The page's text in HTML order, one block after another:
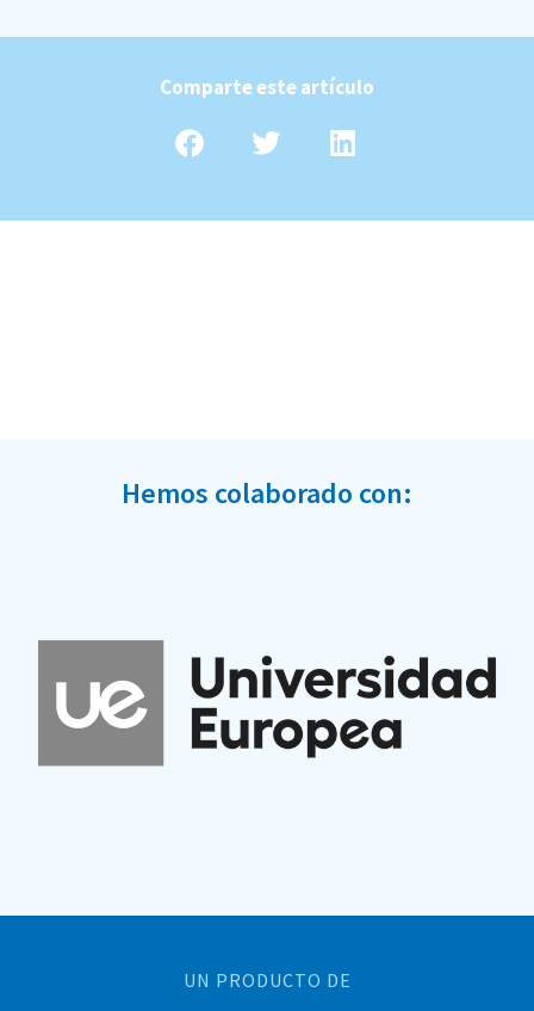
Comparte este artículo
Hemos colaborado con:
UN PRODUCTO DE